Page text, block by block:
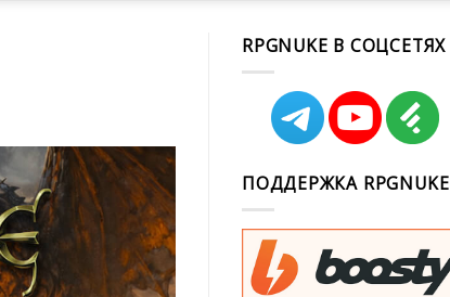
RPGNUKE В СОЦСЕТЯХ
ПОДДЕРЖКА RPGNUKE